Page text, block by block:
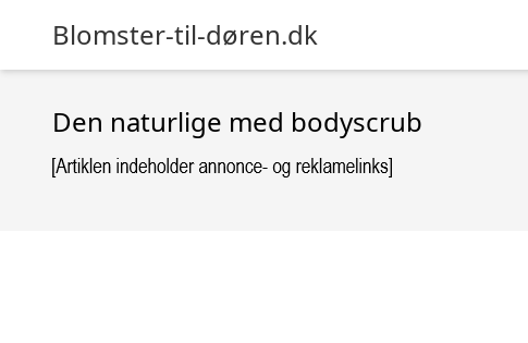
Blomster-til-døren.dk
Den naturlige med bodyscrub